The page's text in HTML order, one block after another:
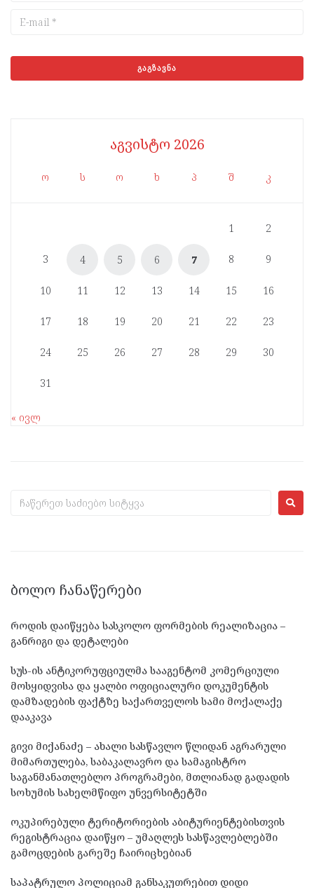
აგვისტო 2026
ო ს ო ხ პ შ კ
1 2
3 4 5 6 7 8 9
10 11 12 13 14 15 16
17 18 19 20 21 22 23
24 25 26 27 28 29 30
31
« ივლ
ᲑᲝᲚᲝ ᲩᲐᲜᲐᲬᲔᲠᲔᲑᲘ
როდის დაიწყება სასკოლო ფორმების რეალიზაცია –
განრიგი და დეტალები
სუს-ის ანტიკორუფციულმა სააგენტომ კომერციული
მოსყიდვისა და ყალბი ოფიციალური დოკუმენტის
დამზადების ფაქტზე საქართველოს სამი მოქალაქე
დააკავა
გივი მიქანაძე – ახალი სასწავლო წლიდან აგრარული
მიმართულება, საბაკალავრო და სამაგისტრო
საგანმანათლებლო პროგრამები, მთლიანად გადადის
სოხუმის სახელმწიფო უნვერსიტეტში
ოკუპირებული ტერიტორიების აბიტურიენტებისთვის
რეგისტრაცია დაიწყო – უმაღლეს სასწავლებლებში
გამოცდების გარეშე ჩაირიცხებიან
საპატრულო პოლიციამ განსაკუთრებით დიდი